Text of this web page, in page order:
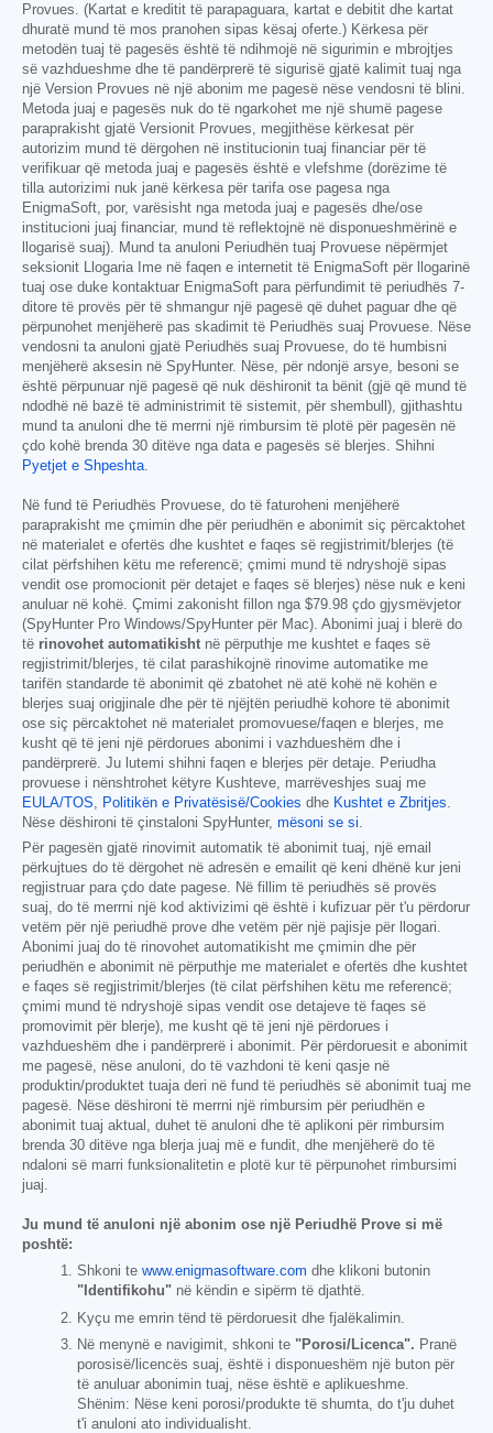
Provues. (Kartat e kreditit të parapaguara, kartat e debitit dhe kartat
dhuratë mund të mos pranohen sipas kësaj oferte.) Kërkesa për
metodën tuaj të pagesës është të ndihmojë në sigurimin e mbrojtjes
së vazhdueshme dhe të pandërprerë të sigurisë gjatë kalimit tuaj nga
një Version Provues në një abonim me pagesë nëse vendosni të blini.
Metoda juaj e pagesës nuk do të ngarkohet me një shumë pagese
paraprakisht gjatë Versionit Provues, megjithëse kërkesat për
autorizim mund të dërgohen në institucionin tuaj financiar për të
verifikuar që metoda juaj e pagesës është e vlefshme (dorëzime të
tilla autorizimi nuk janë kërkesa për tarifa ose pagesa nga
EnigmaSoft, por, varësisht nga metoda juaj e pagesës dhe/ose
institucioni juaj financiar, mund të reflektojnë në disponueshmërinë e
llogarisë suaj). Mund ta anuloni Periudhën tuaj Provuese nëpërmjet
seksionit Llogaria Ime në faqen e internetit të EnigmaSoft për llogarinë
tuaj ose duke kontaktuar EnigmaSoft para përfundimit të periudhës 7-
ditore të provës për të shmangur një pagesë që duhet paguar dhe që
përpunohet menjëherë pas skadimit të Periudhës suaj Provuese. Nëse
vendosni ta anuloni gjatë Periudhës suaj Provuese, do të humbisni
menjëherë aksesin në SpyHunter. Nëse, për ndonjë arsye, besoni se
është përpunuar një pagesë që nuk dëshironit ta bënit (gjë që mund të
ndodhë në bazë të administrimit të sistemit, për shembull), gjithashtu
mund ta anuloni dhe të merrni një rimbursim të plotë për pagesën në
çdo kohë brenda 30 ditëve nga data e pagesës së blerjes. Shihni
Pyetjet e Shpeshta.
Në fund të Periudhës Provuese, do të faturoheni menjëherë
paraprakisht me çmimin dhe për periudhën e abonimit siç përcaktohet
në materialet e ofertës dhe kushtet e faqes së regjistrimit/blerjes (të
cilat përfshihen këtu me referencë; çmimi mund të ndryshojë sipas
vendit ose promocionit për detajet e faqes së blerjes) nëse nuk e keni
anuluar në kohë. Çmimi zakonisht fillon nga $79.98 çdo gjysmëvjetor
(SpyHunter Pro Windows/SpyHunter për Mac). Abonimi juaj i blerë do
të rinovohet automatikisht në përputhje me kushtet e faqes së
regjistrimit/blerjes, të cilat parashikojnë rinovime automatike me
tarifën standarde të abonimit që zbatohet në atë kohë në kohën e
blerjes suaj origjinale dhe për të njëjtën periudhë kohore të abonimit
ose siç përcaktohet në materialet promovuese/faqen e blerjes, me
kusht që të jeni një përdorues abonimi i vazhdueshëm dhe i
pandërprerë. Ju lutemi shihni faqen e blerjes për detaje. Periudha
provuese i nënshtrohet këtyre Kushteve, marrëveshjes suaj me
EULA/TOS, Politikën e Privatësisë/Cookies dhe Kushtet e Zbritjes.
Nëse dëshironi të çinstaloni SpyHunter, mësoni se si.
Për pagesën gjatë rinovimit automatik të abonimit tuaj, një email
përkujtues do të dërgohet në adresën e emailit që keni dhënë kur jeni
regjistruar para çdo date pagese. Në fillim të periudhës së provës
suaj, do të merrni një kod aktivizimi që është i kufizuar për t'u përdorur
vetëm për një periudhë prove dhe vetëm për një pajisje për llogari.
Abonimi juaj do të rinovohet automatikisht me çmimin dhe për
periudhën e abonimit në përputhje me materialet e ofertës dhe kushtet
e faqes së regjistrimit/blerjes (të cilat përfshihen këtu me referencë;
çmimi mund të ndryshojë sipas vendit ose detajeve të faqes së
promovimit për blerje), me kusht që të jeni një përdorues i
vazhdueshëm dhe i pandërprerë i abonimit. Për përdoruesit e abonimit
me pagesë, nëse anuloni, do të vazhdoni të keni qasje në
produktin/produktet tuaja deri në fund të periudhës së abonimit tuaj me
pagesë. Nëse dëshironi të merrni një rimbursim për periudhën e
abonimit tuaj aktual, duhet të anuloni dhe të aplikoni për rimbursim
brenda 30 ditëve nga blerja juaj më e fundit, dhe menjëherë do të
ndaloni së marri funksionalitetin e plotë kur të përpunohet rimbursimi
juaj.
Ju mund të anuloni një abonim ose një Periudhë Prove si më
poshtë:
Shkoni te www.enigmasoftware.com dhe klikoni butonin
"Identifikohu" në këndin e sipërm të djathtë.
Kyçu me emrin tënd të përdoruesit dhe fjalëkalimin.
Në menynë e navigimit, shkoni te "Porosi/Licenca". Pranë
porosisë/licencës suaj, është i disponueshëm një buton për
të anuluar abonimin tuaj, nëse është e aplikueshme.
Shënim: Nëse keni porosi/produkte të shumta, do t'ju duhet
t'i anuloni ato individualisht.